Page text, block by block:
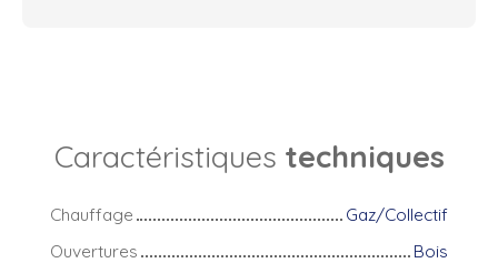
Caractéristiques techniques
Chauffage
Gaz/Collectif
Ouvertures
Bois